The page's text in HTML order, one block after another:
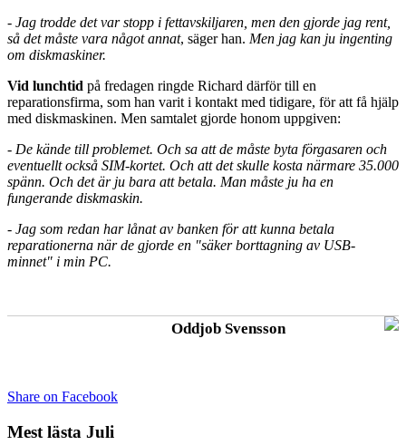
- Jag trodde det var stopp i fettavskiljaren , men den gjorde jag rent,
så det måste vara något annat, säger han. Men jag kan ju ingenting
om diskmaskiner.
Vid lunchtid på fredagen ringde Richard därför till en
reparationsfirma, som han varit i kontakt med tidigare, för att få hjälp
med diskmaskinen. Men samtalet gjorde honom uppgiven:
- De kände till problemet. Och sa att de måste byta förgasaren och
eventuellt också SIM-kortet. Och att det skulle kosta närmare 35.000
spänn. Och det är ju bara att betala. Man måste ju ha en
fungerande diskmaskin.
- Jag som redan har lånat av banken för att kunna betala
reparationerna när de gjorde en "säker borttagning av USB-
minnet" i min PC.
Oddjob Svensson
Share on Facebook
Mest lästa Juli